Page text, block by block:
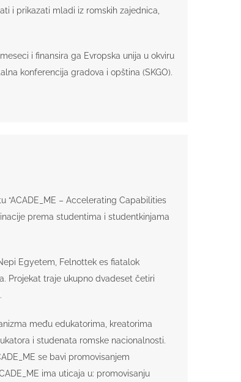
i prikazati mladi iz romskih zajednica,
i finansira ga Evropska unija u okviru
konferencija gradova i opština (SKGO).
“ACADE_ME – Accelerating Capabilities
prema studentima i studentkinjama
Egyetem, Felnottek es fiatalok
Projekat traje ukupno dvadeset četiri
među edukatorima, kreatorima
i studenata romske nacionalnosti.
se bavi promovisanjem
ima uticaja u: promovisanju